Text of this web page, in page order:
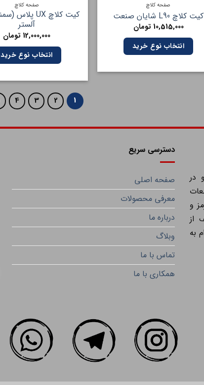
صفحه کلاچ
کیت کلاچ L90 شایان صنعت
10,515,000 تومان
انتخاب نوع خرید
صفحه کلاچ
آلستر
12,000,000 تومان
انتخاب نوع خرید
1
2
3
4
در
و
از
به
دسترسی سریع
صفحه اصلی
معرفی محصولات
درباره ما
وبلاگ
تماس با ما
همکاری با ما